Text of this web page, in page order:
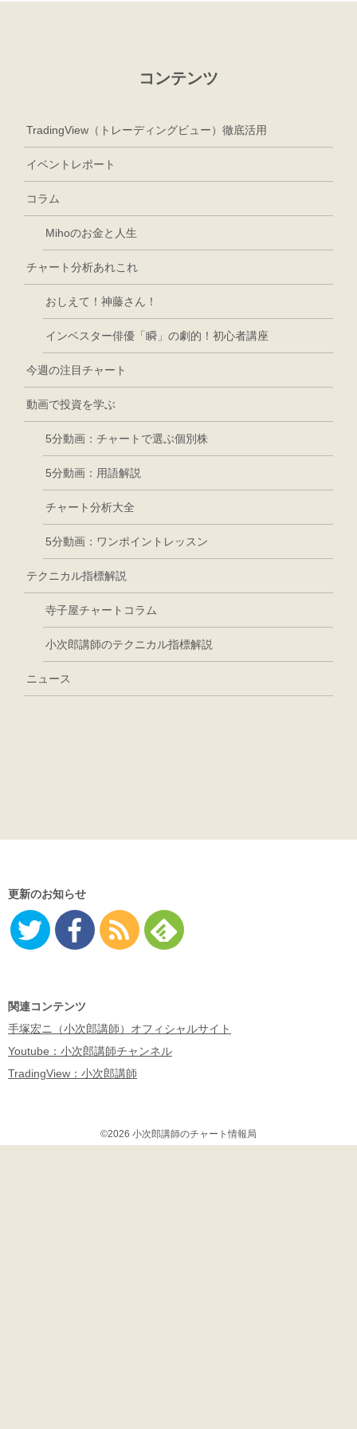
コンテンツ
TradingView（トレーディングビュー）徹底活用
イベントレポート
コラム
Mihoのお金と人生
チャート分析あれこれ
おしえて！神藤さん！
インベスター俳優「瞬」の劇的！初心者講座
今週の注目チャート
動画で投資を学ぶ
5分動画：チャートで選ぶ個別株
5分動画：用語解説
チャート分析大全
5分動画：ワンポイントレッスン
テクニカル指標解説
寺子屋チャートコラム
小次郎講師のテクニカル指標解説
ニュース
更新のお知らせ
関連コンテンツ
手塚宏ニ（小次郎講師）オフィシャルサイト
Youtube：小次郎講師チャンネル
TradingView：小次郎講師
©2026 小次郎講師のチャート情報局